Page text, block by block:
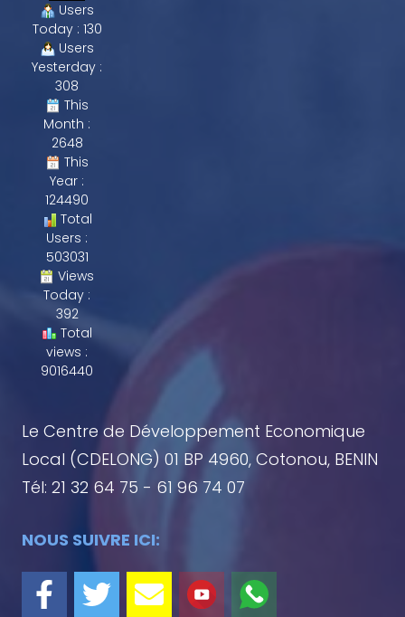
Le Centre de Développement Economique
Local (CDELONG) 01 BP 4960, Cotonou, BENIN
Tél: 21 32 64 75 - 61 96 74 07
NOUS SUIVRE ICI:
Users
Today : 130
Users
Yesterday :
308
This
Month :
2648
This
Year :
124490
Total
Users :
503031
Views
Today :
392
Total
views :
9016440